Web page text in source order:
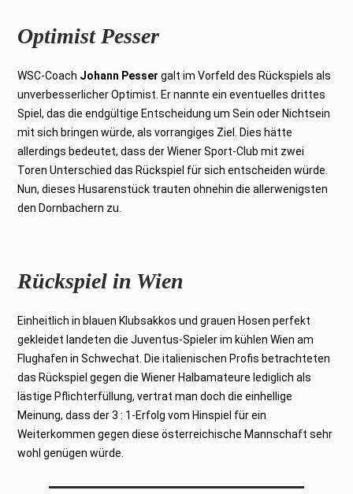
Optimist Pesser
WSC-Coach Johann Pesser galt im Vorfeld des Rückspiels als
unverbesserlicher Optimist. Er nannte ein eventuelles drittes
Spiel, das die endgültige Entscheidung um Sein oder Nichtsein
mit sich bringen würde, als vorrangiges Ziel. Dies hätte
allerdings bedeutet, dass der Wiener Sport-Club mit zwei
Toren Unterschied das Rückspiel für sich entscheiden würde.
Nun, dieses Husarenstück trauten ohnehin die allerwenigsten
den Dornbachern zu.
Rückspiel in Wien
Einheitlich in blauen Klubsakkos und grauen Hosen perfekt
gekleidet landeten die Juventus-Spieler im kühlen Wien am
Flughafen in Schwechat. Die italienischen Profis betrachteten
das Rückspiel gegen die Wiener Halbamateure lediglich als
lästige Pflichterfüllung, vertrat man doch die einhellige
Meinung, dass der 3 : 1-Erfolg vom Hinspiel für ein
Weiterkommen gegen diese österreichische Mannschaft sehr
wohl genügen würde.